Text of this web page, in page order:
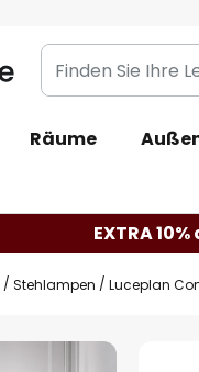
Finden
Sie
Leuchte...
Räume
EXTRA
Stehlampen Luceplan